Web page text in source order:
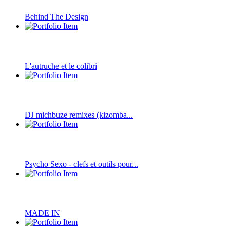
Behind The Design
L'autruche et le colibri
DJ michbuze remixes (kizomba...
Psycho Sexo - clefs et outils pour...
MADE IN